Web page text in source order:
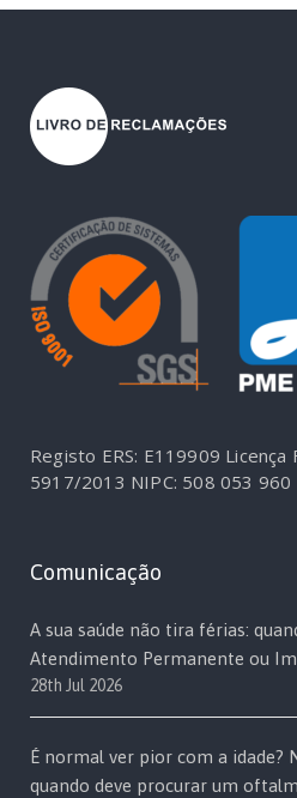
Registo ERS: E119909 Licença
5917/2013 NIPC: 508 053 960
Comunicação
A sua saúde não tira férias:
Atendimento Permanente ou
28th Jul 2026
É normal ver pior com a idade?
quando deve procurar um